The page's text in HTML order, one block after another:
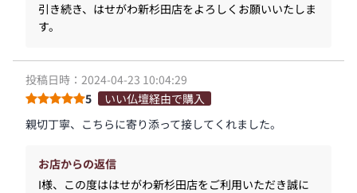
引き続き、はせがわ新杉田店をよろしくお願いいたしま
す。
投稿日時：2024-04-23 10:04:29
5
いい仏壇経由で購入
親切丁寧、こちらに寄り添って接してくれました。
お店からの返信
I様、この度ははせがわ新杉田店をご利用いただき誠に